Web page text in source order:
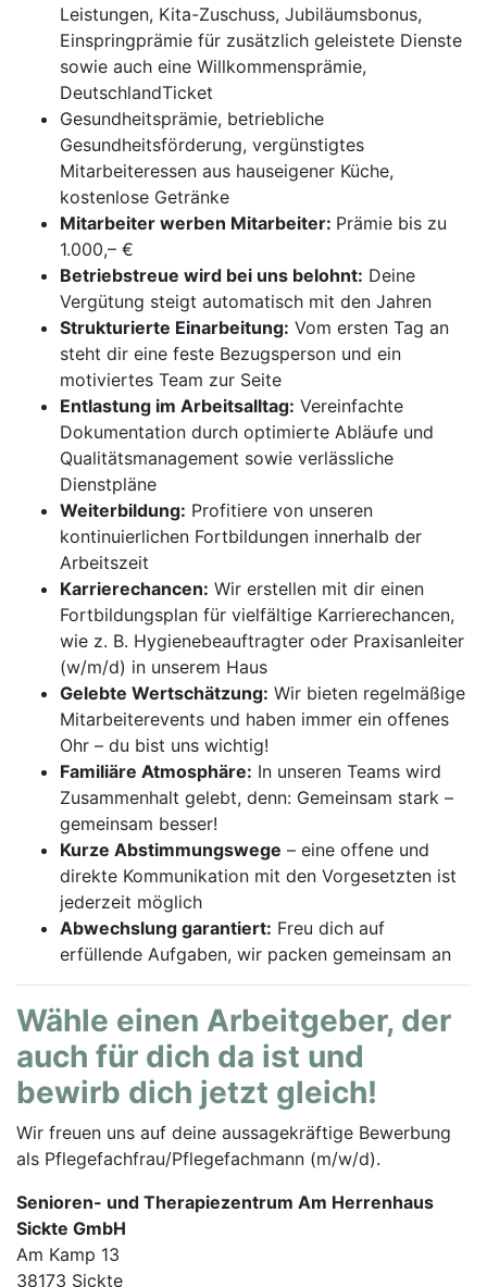
Leistungen, Kita-Zuschuss, Jubiläumsbonus,
Einspringprämie für zusätzlich geleistete Dienste
sowie auch eine Willkommensprämie,
DeutschlandTicket
Gesundheitsprämie, betriebliche
Gesundheitsförderung, vergünstigtes
Mitarbeiteressen aus hauseigener Küche,
kostenlose Getränke
Mitarbeiter werben Mitarbeiter: Prämie bis zu
1.000,– €
Betriebstreue wird bei uns belohnt: Deine
Vergütung steigt automatisch mit den Jahren
Strukturierte Einarbeitung: Vom ersten Tag an
steht dir eine feste Bezugsperson und ein
motiviertes Team zur Seite
Entlastung im Arbeitsalltag: Vereinfachte
Dokumentation durch optimierte Abläufe und
Qualitätsmanagement sowie verlässliche
Dienstpläne
Weiterbildung: Profitiere von unseren
kontinuierlichen Fortbildungen innerhalb der
Arbeitszeit
Karrierechancen: Wir erstellen mit dir einen
Fortbildungsplan für vielfältige Karrierechancen,
wie z. B. Hygienebeauftragter oder Praxisanleiter
(w/m/d) in unserem Haus
Gelebte Wertschätzung: Wir bieten regelmäßige
Mitarbeiterevents und haben immer ein offenes
Ohr – du bist uns wichtig!
Familiäre Atmosphäre: In unseren Teams wird
Zusammenhalt gelebt, denn: Gemeinsam stark –
gemeinsam besser!
Kurze Abstimmungswege – eine offene und
direkte Kommunikation mit den Vorgesetzten ist
jederzeit möglich
Abwechslung garantiert: Freu dich auf
erfüllende Aufgaben, wir packen gemeinsam an
Wähle einen Arbeitgeber, der
auch für dich da ist und
bewirb dich jetzt gleich!
Wir freuen uns auf deine aussagekräftige Bewerbung
als Pflegefachfrau/Pflegefachmann (m/w/d).
Senioren- und Therapiezentrum Am Herrenhaus
Sickte GmbH
Am Kamp 13
38173 Sickte